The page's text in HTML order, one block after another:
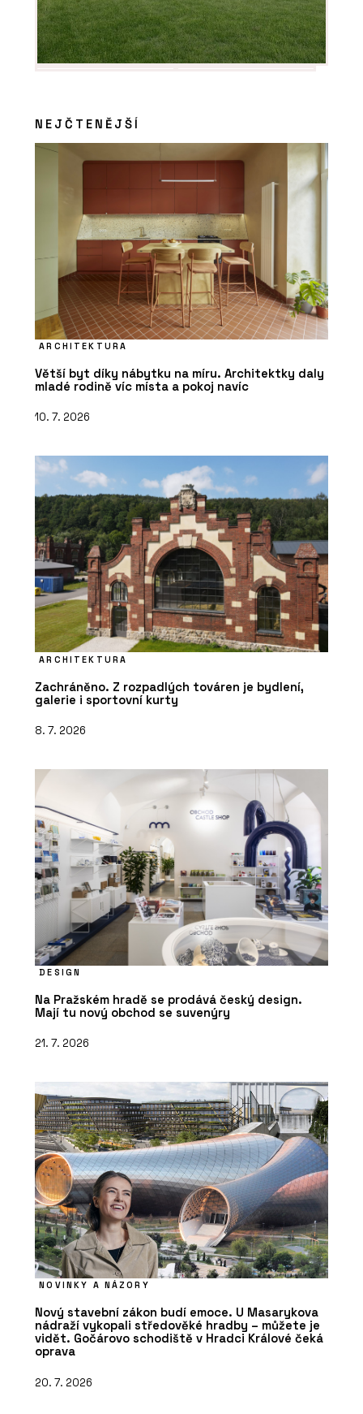
Nové kanceláře v budově ze 60. let
inspirované brutalismem navazují na
to nejlepší z minulosti
PRODUKTY
Pracovní křeslo Melody Design - LD
Seating
NEJČTENĚJŠÍ
ARCHITEKTURA
Větší byt díky nábytku na míru. Architektky daly
mladé rodině víc místa a pokoj navíc
10. 7. 2026
ARCHITEKTURA
Zachráněno. Z rozpadlých továren je bydlení,
galerie i sportovní kurty
8. 7. 2026
DESIGN
Na Pražském hradě se prodává český design.
Mají tu nový obchod se suvenýry
21. 7. 2026
NOVINKY A NÁZORY
Nový stavební zákon budí emoce. U Masarykova
nádraží vykopali středověké hradby – můžete je
vidět. Gočárovo schodiště v Hradci Králové čeká
oprava
20. 7. 2026